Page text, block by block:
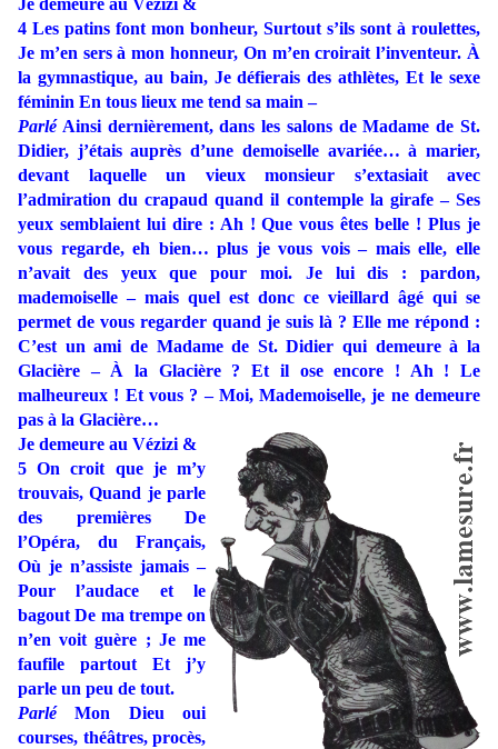
Je demeure au Vézizi &
4 Les patins font mon bonheur, Surtout s’ils sont à roulettes,
Je m’en sers à mon honneur, On m’en croirait l’inventeur. À
la gymnastique, au bain, Je défierais des athlètes, Et le sexe
féminin En tous lieux me tend sa main –
ParléAinsi dernièrement, dans les salons de Madame de St.
Didier, j’étais auprès d’une demoiselle avariée… à marier,
devant laquelle un vieux monsieur s’extasiait avec
l’admiration du crapaud quand il contemple la girafe – Ses
yeux semblaient lui dire : Ah ! Que vous êtes belle ! Plus je
vous regarde, eh bien… plus je vous vois – mais elle, elle
n’avait des yeux que pour moi. Je lui dis : pardon,
mademoiselle – mais quel est donc ce vieillard âgé qui se
permet de vous regarder quand je suis là ? Elle me répond :
C’est un ami de Madame de St. Didier qui demeure à la
Glacière – À la Glacière ? Et il ose encore ! Ah ! Le
malheureux ! Et vous ? – Moi, Mademoiselle, je ne demeure
pas à la Glacière…
Je demeure au Vézizi &
5 On croit que je m’y
trouvais, Quand je parle
des premières De
l’Opéra, du Français,
Où je n’assiste jamais –
Pour l’audace et le
bagout De ma trempe on
n’en voit guère ; Je me
faufile partout Et j’y
parle un peu de tout.
ParléMon Dieu oui
courses, théâtres, procès,